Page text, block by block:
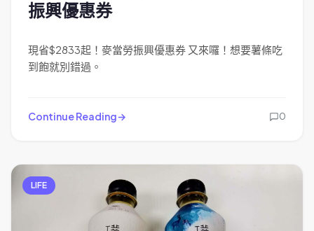
振興優惠券
現省$2833起！麥當勞振興優惠券 又來囉！想要薯條吃
到飽就別錯過。
Continue Reading 0
LIFE